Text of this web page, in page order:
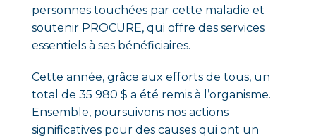
personnes touchées par cette maladie et
soutenir PROCURE, qui offre des services
essentiels à ses bénéficiaires.
Cette année, grâce aux efforts de tous, un
total de 35 980 $ a été remis à l’organisme.
Ensemble, poursuivons nos actions
significatives pour des causes qui ont un